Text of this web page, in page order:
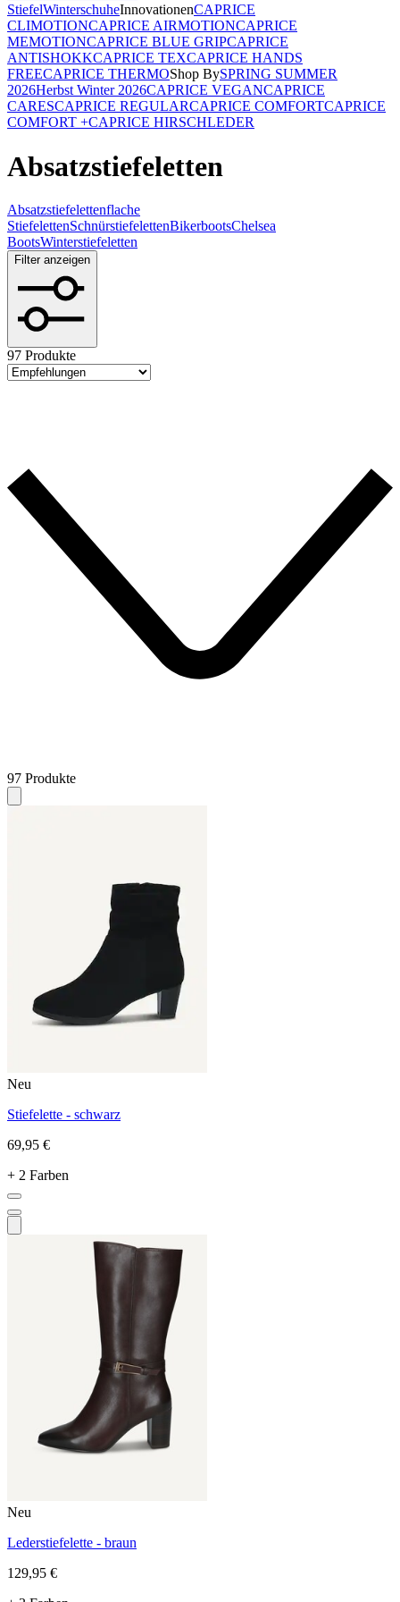
StiefelWinterschuheInnovationenCAPRICE
CLIMOTIONCAPRICE AIRMOTIONCAPRICE
MEMOTIONCAPRICE BLUE GRIPCAPRICE
ANTISHOKKCAPRICE TEXCAPRICE HANDS
FREECAPRICE THERMOShop BySPRING SUMMER
2026Herbst Winter 2026CAPRICE VEGANCAPRICE
CARESCAPRICE REGULARCAPRICE COMFORTCAPRICE
COMFORT +CAPRICE HIRSCHLEDER
Absatzstiefeletten
Absatzstiefelettenflache
StiefelettenSchnürstiefelettenBikerbootsChelsea
BootsWinterstiefeletten
Filter anzeigen
97 Produkte
97 Produkte
Neu
Stiefelette - schwarz
69,95 €
+ 2 Farben
Neu
Lederstiefelette - braun
129,95 €